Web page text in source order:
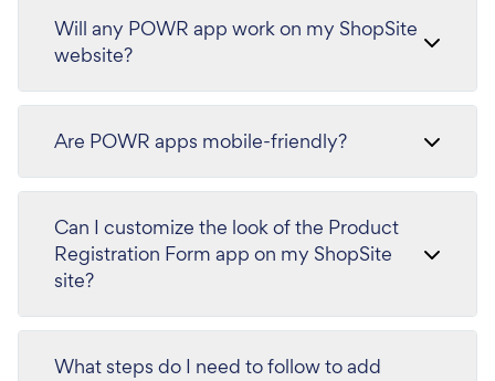
Will any POWR app work on my ShopSite
website?
Are POWR apps mobile-friendly?
Can I customize the look of the Product
Registration Form app on my ShopSite
site?
What steps do I need to follow to add